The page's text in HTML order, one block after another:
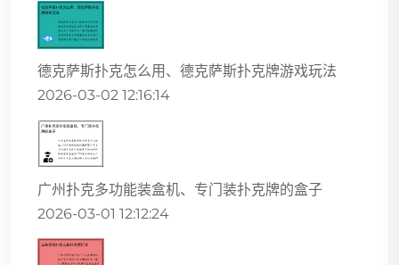
德克萨斯扑克怎么用、德克萨斯扑克牌游戏玩法
2026-03-02 12:16:14
广州扑克多功能装盒机、专门装扑克牌的盒子
2026-03-01 12:12:24